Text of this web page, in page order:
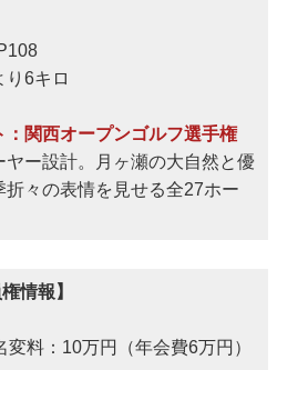
り6キロ
：関西オープンゴルフ選手権
ヤー設計。月ヶ瀬の大自然と優
折々の表情を見せる全27ホー
情報】
料：10万円（年会費6万円）